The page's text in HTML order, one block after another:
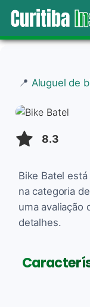
📍 Aluguel de
8.3
Bike Batel
na categoria
uma avaliação
detalhes.